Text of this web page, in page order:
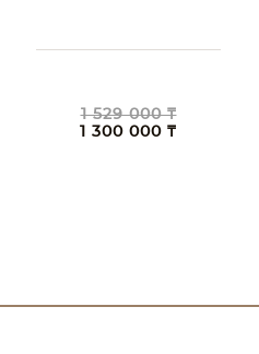
1 529 000 ₸
1 300 000 ₸